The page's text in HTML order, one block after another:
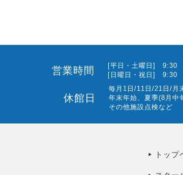
営業時間
[平日・土曜日]
[日曜日・祝日]
休館日
毎月1日/11日/21日/月
年末年始、夏季(8月中
その他施設点検など
トップ